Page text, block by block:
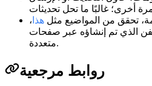
تحقق من المواضيع مثل هذا ،
الذي تم إنشاؤه عبر صفحات
متعددة.
روابط مرجعية